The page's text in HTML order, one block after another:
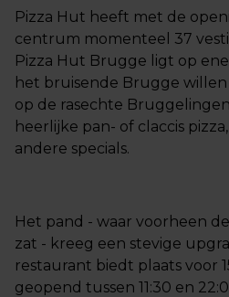
Pizza Hut heeft met de
centrum momenteel 37
Pizza Hut Brugge ligt op
het bruisende Brugge
op de rasechte
heerlijke pan- of claccis
andere specials.
Het pand - waar voorheen
zat - kreeg een stevige
restaurant biedt plaats voor
geopend tussen 11:30 en